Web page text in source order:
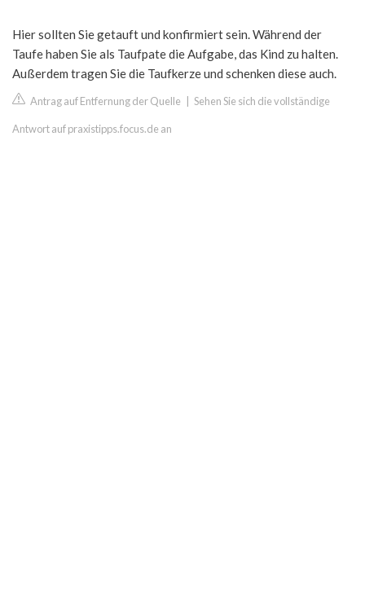
Hier sollten Sie getauft und konfirmiert sein. Während der
Taufe haben Sie als Taufpate die Aufgabe, das Kind zu halten.
Außerdem tragen Sie die Taufkerze und schenken diese auch.
Antrag auf Entfernung der Quelle Sehen Sie sich die vollständige
Antwort auf praxistipps.focus.de an